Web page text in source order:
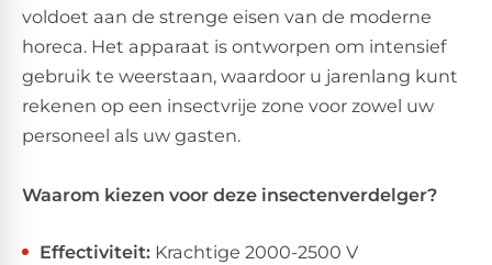
voldoet aan de strenge eisen van de moderne
horeca. Het apparaat is ontworpen om intensief
gebruik te weerstaan, waardoor u jarenlang kunt
rekenen op een insectvrije zone voor zowel uw
personeel als uw gasten.
Waarom kiezen voor deze insectenverdelger?
Effectiviteit: Krachtige 2000-2500 V